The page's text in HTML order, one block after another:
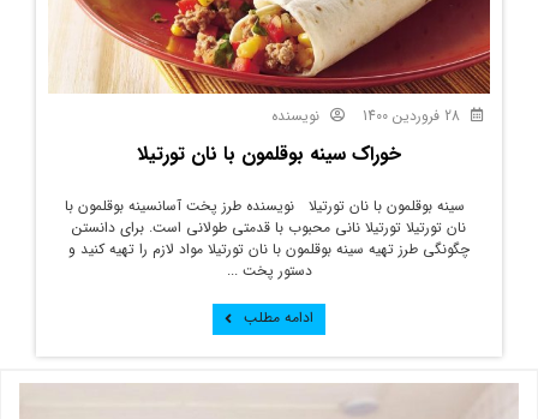
نویسنده
خوراک سینه بوقلمون با نان تورتیلا
سینه بوقلمون با نان تورتیلا نویسنده طرز پخت آسانسینه بوقلمون با
نان تورتیلا تورتیلا نانی محبوب با قدمتی طولانی است. برای دانستن
چگونگی طرز تهیه سینه بوقلمون با نان تورتیلا مواد لازم را تهیه کنید و
دستور پخت ...
ادامه مطلب